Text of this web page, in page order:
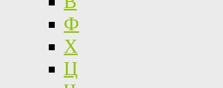
Ф
Х
Ц